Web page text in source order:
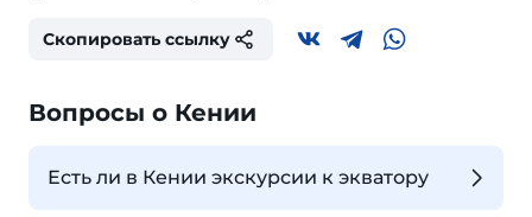
Скопировать ссылку
Вопросы о Кении
Есть ли в Кении экскурсии к экватору